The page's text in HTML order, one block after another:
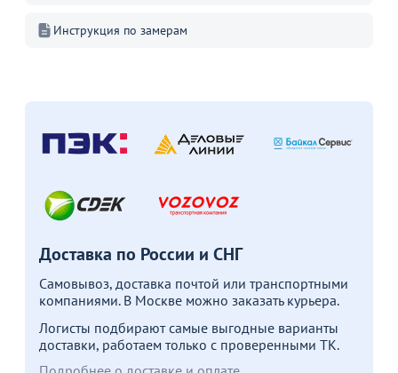
Инструкция по замерам
Доставка по России и СНГ
Самовывоз, доставка почтой или транспортными
компаниями. В Москве можно заказать курьера.
Логисты подбирают самые выгодные варианты
доставки, работаем только с проверенными ТК.
Распродажа
5
В пути 10 шт.
В корзину
белая гладь
14
В наличии 15 шт.